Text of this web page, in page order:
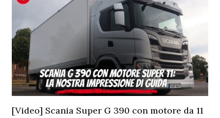
[Video] Scania Super G 390 con motore da 11